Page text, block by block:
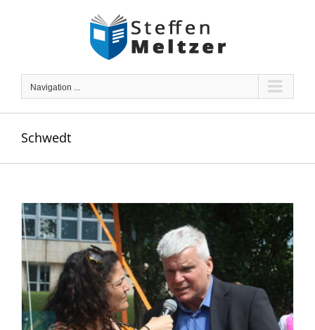
Navigation ...
Schwedt